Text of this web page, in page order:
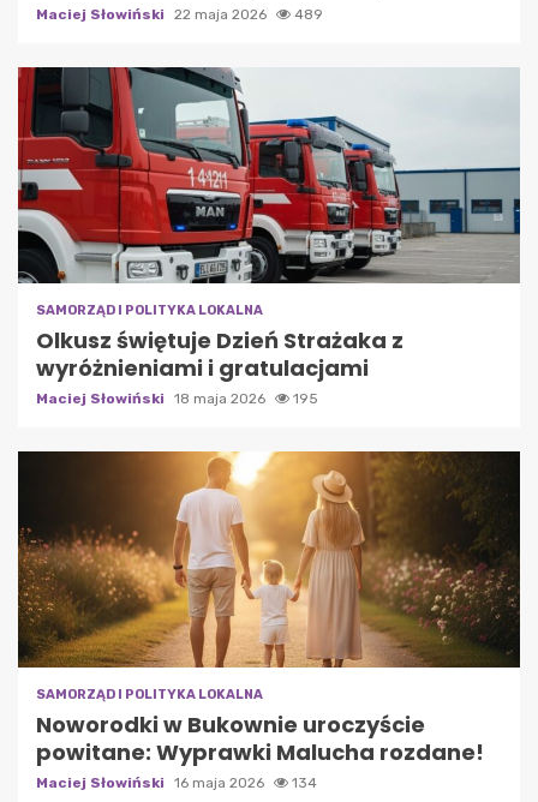
Maciej Słowiński 22 maja 2026 489
SAMORZĄD I POLITYKA LOKALNA
Olkusz świętuje Dzień Strażaka z
wyróżnieniami i gratulacjami
Maciej Słowiński 18 maja 2026 195
SAMORZĄD I POLITYKA LOKALNA
Noworodki w Bukownie uroczyście
powitane: Wyprawki Malucha rozdane!
Maciej Słowiński 16 maja 2026 134